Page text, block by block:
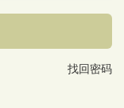
找回密码